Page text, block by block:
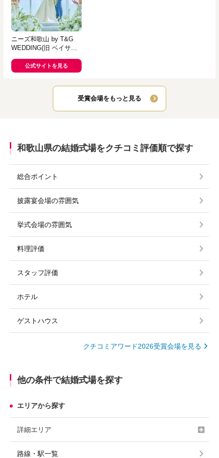
ニーズ和歌山 by T&G
WEDDING(旧 ベイサイ
公式サイトを見る
受賞会場をもっと見る
和歌山県の結婚式場をクチコミ評価順で探す
総合ポイント
披露宴会場の雰囲気
挙式会場の雰囲気
料理評価
スタッフ評価
ホテル
ゲストハウス
クチコミアワード2026受賞会場を見る
他の条件で結婚式場を探す
エリアから探す
詳細エリア
路線・駅一覧